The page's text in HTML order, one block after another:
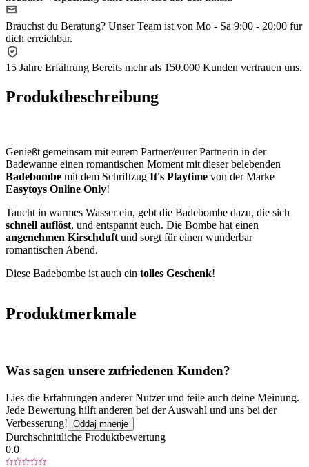
Brauchst du Beratung? Unser Team ist von Mo - Sa 9:00 - 20:00 für
dich erreichbar.
15 Jahre Erfahrung Bereits mehr als 150.000 Kunden vertrauen uns.
Produktbeschreibung
Genießt gemeinsam mit eurem Partner/eurer Partnerin in der
Badewanne einen romantischen Moment mit dieser belebenden
Badebombe mit dem Schriftzug It's Playtime von der Marke
Easytoys Online Only!
Taucht in warmes Wasser ein, gebt die Badebombe dazu, die sich
schnell auflöst, und entspannt euch. Die Bombe hat einen
angenehmen Kirschduft und sorgt für einen wunderbar
romantischen Abend.
Diese Badebombe ist auch ein tolles Geschenk!
Produktmerkmale
Was sagen unsere zufriedenen Kunden?
Lies die Erfahrungen anderer Nutzer und teile auch deine Meinung.
Jede Bewertung hilft anderen bei der Auswahl und uns bei der
Verbesserung! Oddaj mnenje
Durchschnittliche Produktbewertung
0.0